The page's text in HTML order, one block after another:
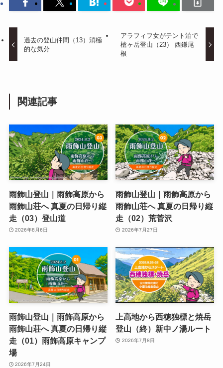
過去の登山仲間（13）消極
的な気分
アラフィフ女がテント泊で
槍ヶ岳登山（23） 西鎌尾
根
関連記事
雨飾山登山｜雨飾高原から
雨飾山荘へ 真夏の日帰り縦
走（03）登山道
2026年8月6日
雨飾山登山｜雨飾高原から
雨飾山荘へ 真夏の日帰り縦
走（02）荒菅沢
2026年7月27日
雨飾山登山｜雨飾高原から
雨飾山荘へ 真夏の日帰り縦
走（01）雨飾高原キャンプ
場
2026年7月24日
上高地から西穂独標と焼岳
登山（終）新中ノ湯ルート
2026年7月8日